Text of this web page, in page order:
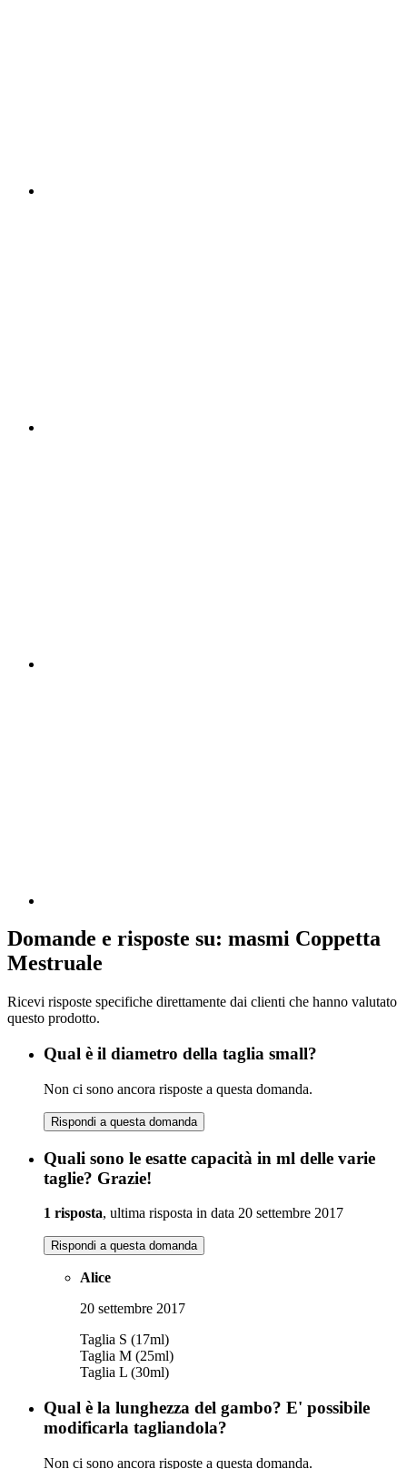
Domande e risposte su: masmi Coppetta
Mestruale
Ricevi risposte specifiche direttamente dai clienti che hanno valutato
questo prodotto.
Qual è il diametro della taglia small?
Non ci sono ancora risposte a questa domanda.
Rispondi a questa domanda
Quali sono le esatte capacità in ml delle varie
taglie? Grazie!
1 risposta, ultima risposta in data 20 settembre 2017
Rispondi a questa domanda
Alice
20 settembre 2017
Taglia S (17ml)
Taglia M (25ml)
Taglia L (30ml)
Qual è la lunghezza del gambo? E' possibile
modificarla tagliandola?
Non ci sono ancora risposte a questa domanda.